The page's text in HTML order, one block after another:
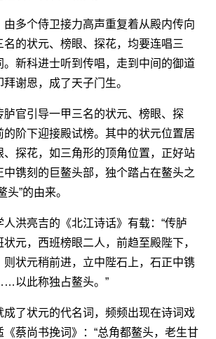
个侍卫接力高声重复着从殿内传向
名的状元、榜眼、探花，均要连唱三
。新科进士听到传唱，走到中间的御道
拜谢恩，成了天子门生。
官引导一甲三名的状元、榜眼、探
的阶下迎接殿试榜。其中的状元位置居
、探花，如三角形的顶角位置，正好站
镌刻的巨鳌头部，独个踏占在鳌头之
头”的由来。
亮吉的《北江诗话》有载：“传胪
元，西班榜眼二人，前趋至殿陛下，
则状元稍前进，立中陛石上，石正中镌
以此称独占鳌头。”
了状元的代名词，频频出现在诗词戏
蔡尚书挽词》：“总角都鳌头，老生甘